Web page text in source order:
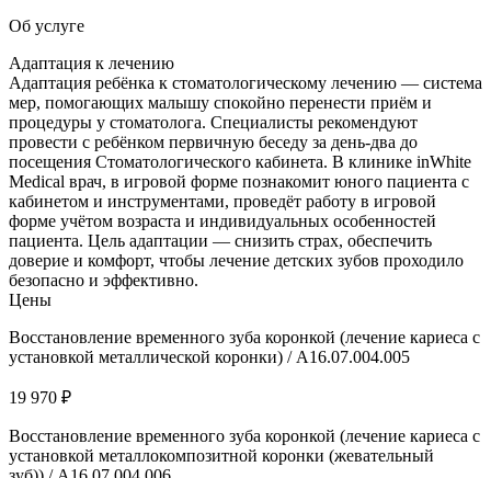
Об услуге
Адаптация к лечению
Адаптация ребёнка к стоматологическому лечению — система
мер, помогающих малышу спокойно перенести приём и
процедуры у стоматолога. Специалисты рекомендуют
провести с ребёнком первичную беседу за день-два до
посещения Стоматологического кабинета. В клинике inWhite
Medical врач, в игровой форме познакомит юного пациента с
кабинетом и инструментами, проведёт работу в игровой
форме учётом возраста и индивидуальных особенностей
пациента. Цель адаптации — снизить страх, обеспечить
доверие и комфорт, чтобы лечение детских зубов проходило
безопасно и эффективно.
Цены
Восстановление временного зуба коронкой (лечение кариеса с
установкой металлической коронки) / A16.07.004.005
19 970 ₽
Восстановление временного зуба коронкой (лечение кариеса с
установкой металлокомпозитной коронки (жевательный